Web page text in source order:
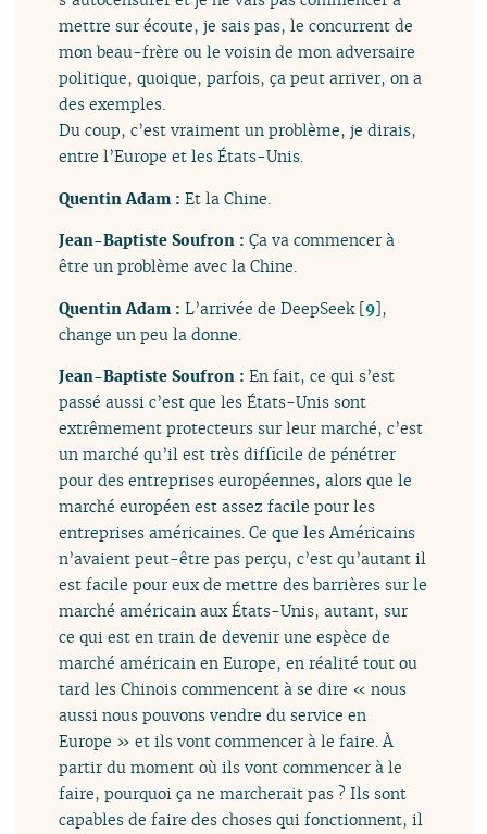
mettre sur écoute, je sais pas, le concurrent de
mon beau-frère ou le voisin de mon adversaire
politique, quoique, parfois, ça peut arriver, on a
des exemples.
Du coup, c’est vraiment un problème, je dirais,
entre l’Europe et les États-Unis.
Quentin Adam :Et la Chine.
Jean-Baptiste Soufron :Ça va commencer à
être un problème avec la Chine.
Quentin Adam :L’arrivée de DeepSeek[9],
change un peu la donne.
Jean-Baptiste Soufron :En fait, ce qui s’est
passé aussi c’est que les États-Unis sont
extrêmement protecteurs sur leur marché, c’est
un marché qu’il est très difficile de pénétrer
pour des entreprises européennes, alors que le
marché européen est assez facile pour les
entreprises américaines. Ce que les Américains
n’avaient peut-être pas perçu, c’est qu’autant il
est facile pour eux de mettre des barrières sur le
marché américain aux États-Unis, autant, sur
ce qui est en train de devenir une espèce de
marché américain en Europe, en réalité tout ou
tard les Chinois commencent à se dire « nous
aussi nous pouvons vendre du service en
Europe » et ils vont commencer à le faire. À
partir du moment où ils vont commencer à le
faire, pourquoi ça ne marcherait pas ? Ils sont
capables de faire des choses qui fonctionnent, il